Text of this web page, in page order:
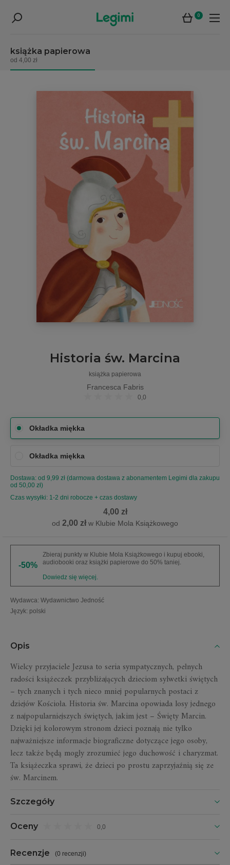
0
książka papierowa
od 4,00 zł
Historia św. Marcina
książka papierowa
Francesca Fabris
0,0
Okładka miękka
Okładka miękka
Dostawa: od 9,99 zł (darmowa dostawa z abonamentem Legimi dla zakupu
od 50,00 zł)
Czas wysyłki: 1-2 dni robocze + czas dostawy
4,00 zł
od 2,00 zł w Klubie Mola Książkowego
-50%
Zbieraj punkty w Klubie Mola Książkowego i kupuj ebooki,
audiobooki oraz książki papierowe do 50% taniej.
Dowiedz się więcej.
Wydawca: Wydawnictwo Jedność
Język: polski
Opis
Wielcy przyjaciele Jezusa to seria sympatycznych, pełnych
radości książeczek przybliżających dzieciom sylwetki świętych
– tych znanych i tych nieco mniej popularnych postaci z
dziejów Kościoła. Historia św. Marcina opowiada losy jednego
z najpopularniejszych świętych, jakim jest – Święty Marcin.
Dzięki jej kolorowym stronom dzieci poznają nie tylko
najważniejsze informacje biograficzne dotyczące jego osoby,
lecz także będą mogły zrozumieć jego duchowość i charyzmat.
Ta książeczka sprawi, że dzieci po prostu zaprzyjaźnią się ze
św. Marcinem.
Szczegóły
Oceny 0,0
Recenzje (0 recenzji)